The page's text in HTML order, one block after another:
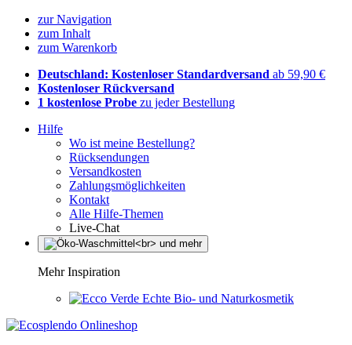
zur Navigation
zum Inhalt
zum Warenkorb
Deutschland: Kostenloser Standardversand ab 59,90 €
Kostenloser Rückversand
1 kostenlose Probe zu jeder Bestellung
Hilfe
Wo ist meine Bestellung?
Rücksendungen
Versandkosten
Zahlungsmöglichkeiten
Kontakt
Alle Hilfe-Themen
Live-Chat
Mehr Inspiration
Echte Bio- und Naturkosmetik